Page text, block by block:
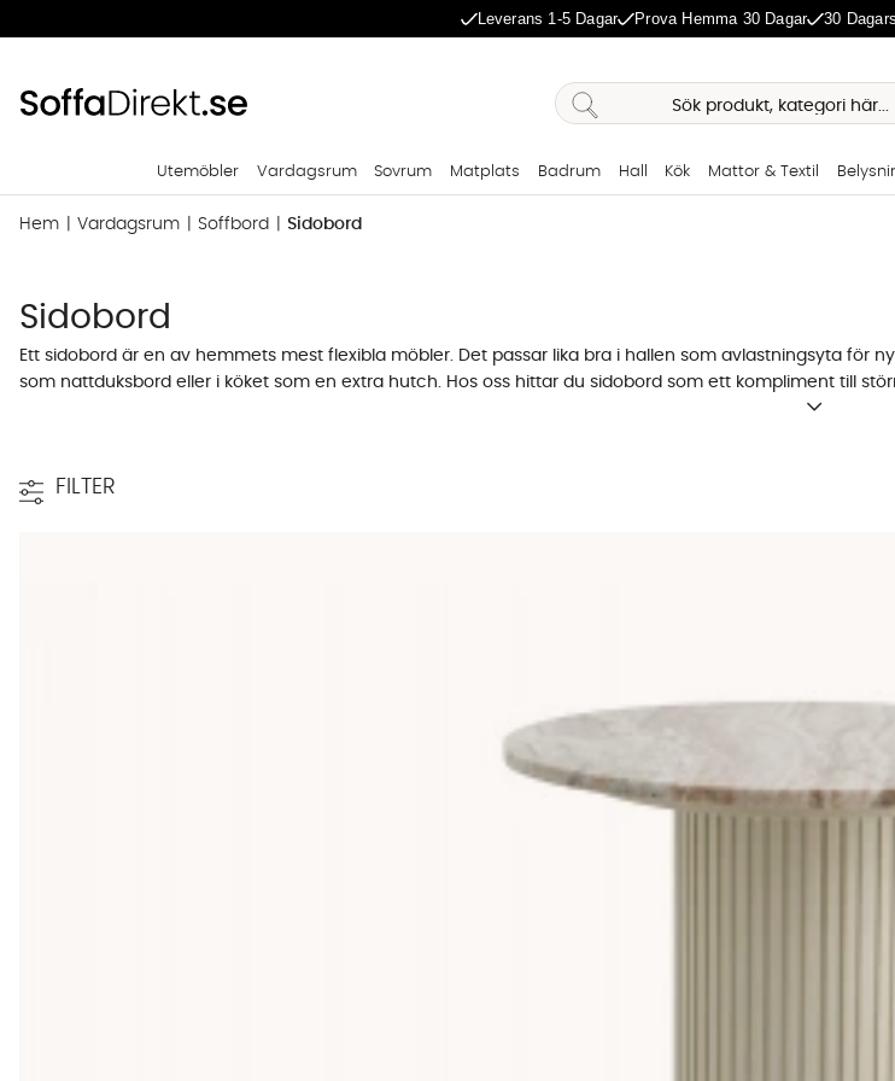
Leverans 1-5 Dagar Prova Hemma 30 Dagar 30
Utemöbler Vardagsrum Sovrum Matplats Badrum Hall Kök Mattor & Textil
Hem Vardagsrum Soffbord Sidobord
Sidobord
Ett sidobord är en av hemmets mest flexibla möbler. Det passar lika bra i hallen som avlastningsyta
som nattduksbord eller i köket som en extra hutch. Hos oss hittar du sidobord som ett kompliment till
både i höjd, bredd och längd. Valet handlar om var i hemmet bordet ska stå och vad som behöver
Samma möbeltyp fungerar i flera rum, men förväntningarna man har på sitt sidobord skiljer sig åt
påminner mer om en avlastningsyta än det gör om ett soffbord. Ett lågt sidobord, under 50 cm,
mindre soffmodell. Tumregeln är att sidobordets toppskiva ska ligga i nivå med soffans armstöd eller
i set.
Sidobord med förvaring eller hyllplan, när du behöver mer än en yta
FILTER